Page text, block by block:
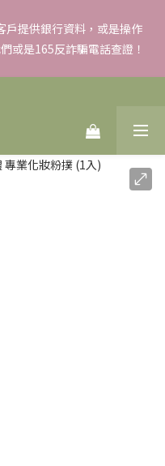
膜/盒 ➋滿１８８８贈▸蒸氣
草柔敏舒緩水凝霜EX/瓶
戶提供銀行資料，或是操作
或是165反詐騙電話查證！
膜/盒 ➋滿１８８８贈▸蒸氣
草柔敏舒緩水凝霜EX/瓶